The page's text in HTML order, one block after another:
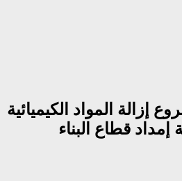
إزالة المواد الكيميائية
قطاع البناء